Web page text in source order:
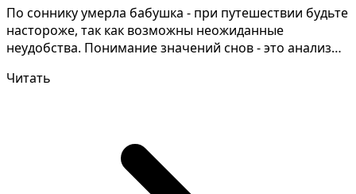
По соннику умерла бабушка - при путешествии будьте
настороже, так как возможны неожиданные
неудобства. Понимание значений снов - это анализ
Читать